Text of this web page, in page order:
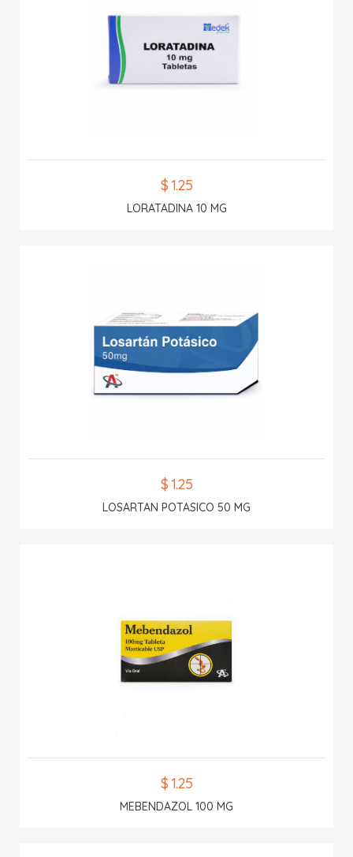
$ 1.25
LORATADINA 10 MG
$ 1.25
LOSARTAN POTASICO 50 MG
$ 1.25
MEBENDAZOL 100 MG